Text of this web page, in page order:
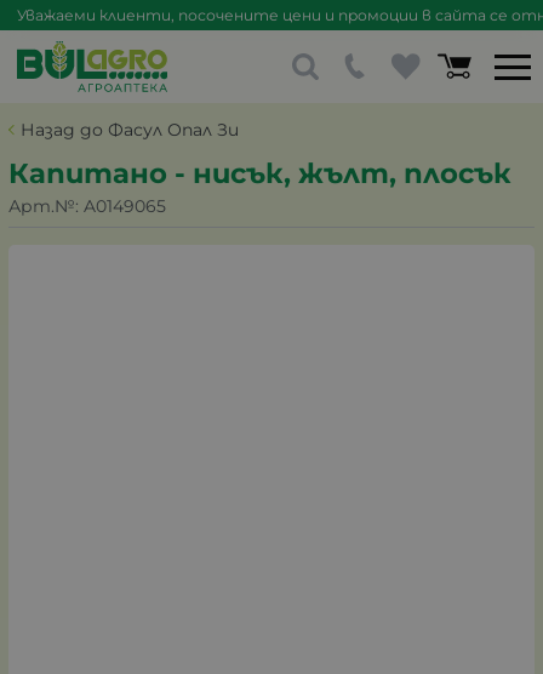
Уважаеми клиенти, посочените цени и промоции в сайта се
Назад до Фасул Опал Зи
Капитано - нисък, жълт, плосък
Арт.№: A0149065